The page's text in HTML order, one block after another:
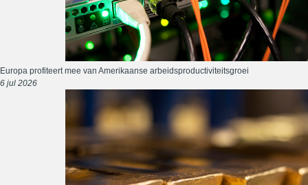
Europa profiteert mee van Amerikaanse arbeidsproductiviteitsgroei
6 jul 2026